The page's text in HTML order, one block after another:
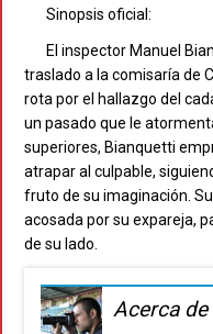
Sinopsis oficial:
El inspector Manuel
traslado a la comisaría de
rota por el hallazgo del
un pasado que le
superiores, Bianquetti
atrapar al culpable,
fruto de su imaginación.
acosada por su expareja,
de su lado.
Acerca